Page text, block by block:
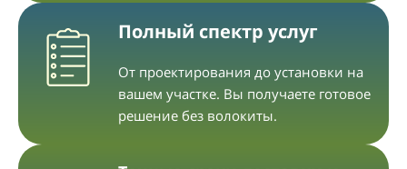
Полный спектр услуг
От проектирования до установки на
вашем участке. Вы получаете готовое
решение без волокиты.